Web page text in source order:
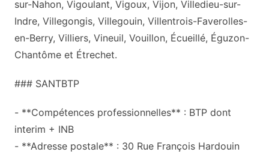
sur-Nahon, Vigoulant, Vigoux, Vijon, Villedieu-sur-
Indre, Villegongis, Villegouin, Villentrois-Faverolles-
en-Berry, Villiers, Vineuil, Vouillon, Écueillé, Éguzon-
Chantôme et Étrechet.
### SANTBTP
- **Compétences professionnelles** : BTP dont
interim + INB
- **Adresse postale** : 30 Rue François Hardouin